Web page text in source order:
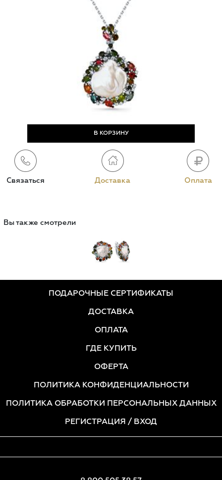
Связаться Доставка Оплата
Вы также смотрели
ПОДАРОЧНЫЕ СЕРТИФИКАТЫ
ДОСТАВКА
ОПЛАТА
ГДЕ КУПИТЬ
ОФЕРТА
ПОЛИТИКА КОНФИДЕНЦИАЛЬНОСТИ
ПОЛИТИКА ОБРАБОТКИ ПЕРСОНАЛЬНЫХ ДАННЫХ
РЕГИСТРАЦИЯ / ВХОД